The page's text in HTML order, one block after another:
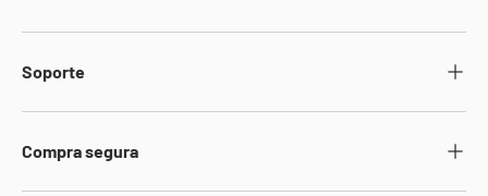
Soporte
Compra segura